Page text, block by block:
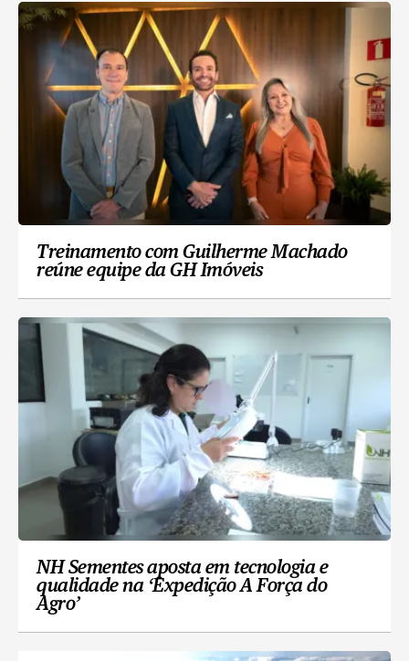
Treinamento com Guilherme Machado
reúne equipe da GH Imóveis
NH Sementes aposta em tecnologia e
qualidade na ‘Expedição A Força do
Agro’